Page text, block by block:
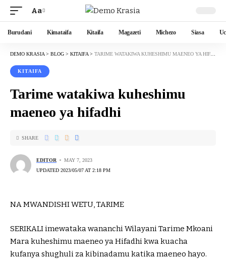
Aa
Burudani Kimataifa Kitaifa Magazeti Michezo Siasa
DEMO KRASIA > BLOG > KITAIFA > TARIME WATAKIWA KUHESHIMU MAENEO YA HIFADHI
KITAIFA
Tarime watakiwa kuheshimu
maeneo ya hifadhi
EDITOR
MAY 7, 2023
UPDATED 2023/05/07 AT 2:18 PM
SHARE
NA MWANDISHI WETU, TARIME
SERIKALI imewataka wananchi Wilayani Tarime Mkoani
Mara kuheshimu maeneo ya Hifadhi kwa kuacha
kufanya shughuli za kibinadamu katika maeneo hayo.